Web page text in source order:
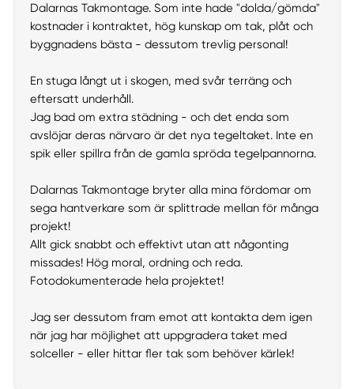
Dalarnas Takmontage. Som inte hade "dolda/gömda"
kostnader i kontraktet, hög kunskap om tak, plåt och
byggnadens bästa - dessutom trevlig personal!
En stuga långt ut i skogen, med svår terräng och
eftersatt underhåll.
Jag bad om extra städning - och det enda som
avslöjar deras närvaro är det nya tegeltaket. Inte en
spik eller spillra från de gamla spröda tegelpannorna.
Dalarnas Takmontage bryter alla mina fördomar om
sega hantverkare som är splittrade mellan för många
projekt!
Allt gick snabbt och effektivt utan att någonting
missades! Hög moral, ordning och reda.
Fotodokumenterade hela projektet!
Jag ser dessutom fram emot att kontakta dem igen
när jag har möjlighet att uppgradera taket med
solceller - eller hittar fler tak som behöver kärlek!